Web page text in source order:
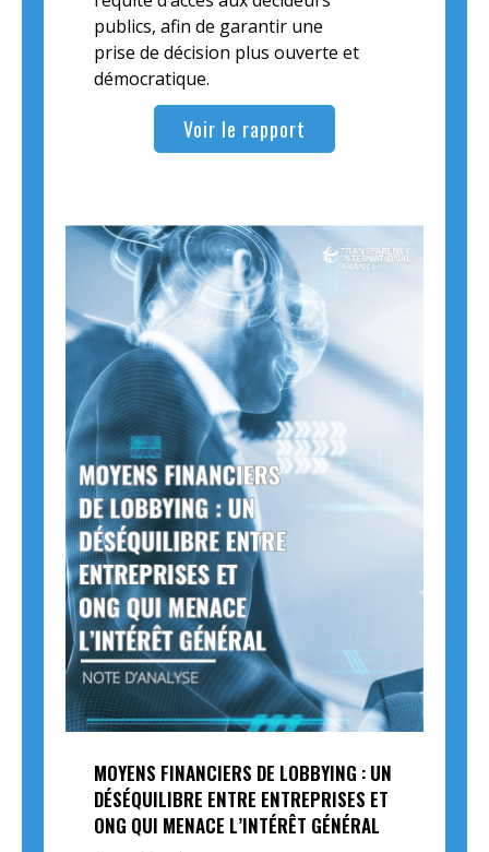
publics, afin de garantir une
prise de décision plus ouverte et
démocratique.
Voir le rapport
MOYENS FINANCIERS DE LOBBYING : UN
DÉSÉQUILIBRE ENTRE ENTREPRISES ET
ONG QUI MENACE L’INTÉRÊT GÉNÉRAL